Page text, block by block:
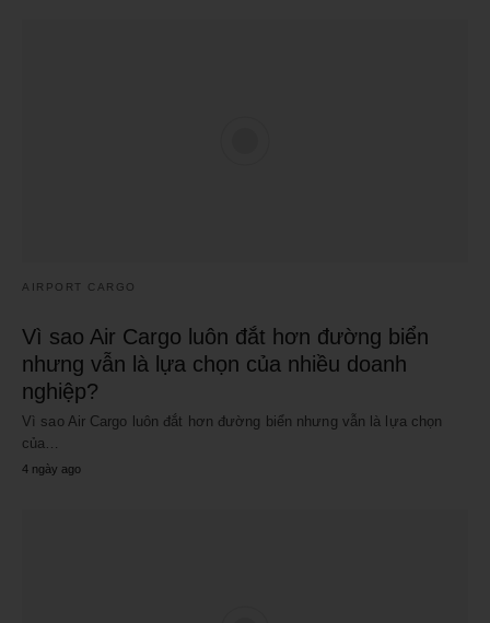
AIRPORT CARGO
Vì sao Air Cargo luôn đắt hơn đường biển
nhưng vẫn là lựa chọn của nhiều doanh
nghiệp?
Vì sao Air Cargo luôn đắt hơn đường biển nhưng vẫn là lựa chọn
của…
4 ngày ago